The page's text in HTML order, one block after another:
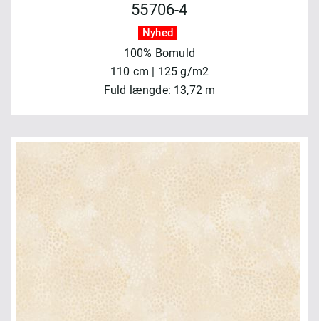
55706-4
Nyhed
100% Bomuld
110 cm | 125 g/m2
Fuld længde: 13,72 m